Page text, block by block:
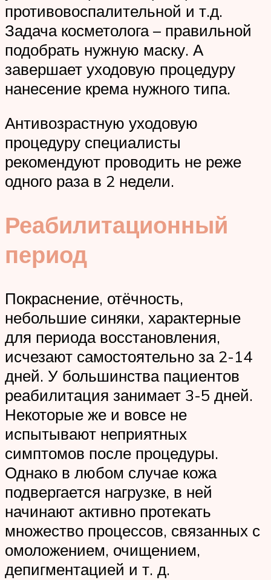
противовоспалительной и т.д.
Задача косметолога – правильной
подобрать нужную маску. А
завершает уходовую процедуру
нанесение крема нужного типа.
Антивозрастную уходовую
процедуру специалисты
рекомендуют проводить не реже
одного раза в 2 недели.
Реабилитационный
период
Покраснение, отёчность,
небольшие синяки, характерные
для периода восстановления,
исчезают самостоятельно за 2-14
дней. У большинства пациентов
реабилитация занимает 3-5 дней.
Некоторые же и вовсе не
испытывают неприятных
симптомов после процедуры.
Однако в любом случае кожа
подвергается нагрузке, в ней
начинают активно протекать
множество процессов, связанных с
омоложением, очищением,
депигментацией и т. д.